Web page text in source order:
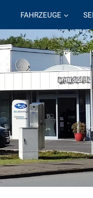
FAHRZEUGE